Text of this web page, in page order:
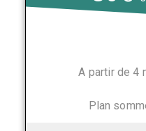
A partir de 4
Plan